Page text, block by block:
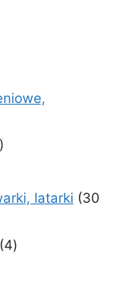
1
latarki
30
44